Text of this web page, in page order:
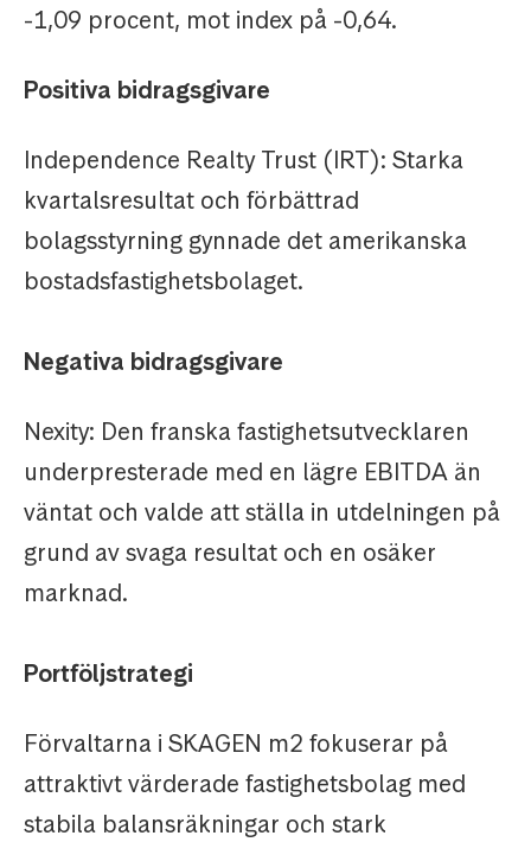
-1,09 procent, mot index på -0,64.
Positiva bidragsgivare
Independence Realty Trust (IRT): Starka
kvartalsresultat och förbättrad
bolagsstyrning gynnade det amerikanska
bostadsfastighetsbolaget.
Negativa bidragsgivare
Nexity: Den franska fastighetsutvecklaren
underpresterade med en lägre EBITDA än
väntat och valde att ställa in utdelningen på
grund av svaga resultat och en osäker
marknad.
Portföljstrategi
Förvaltarna i SKAGEN m2 fokuserar på
attraktivt värderade fastighetsbolag med
stabila balansräkningar och stark